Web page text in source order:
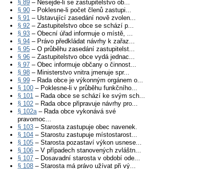
§ 89 – Nesejde-li se zastupitelstvo ob...
§ 90 – Poklesne-li počet členů zastupi...
§ 91 – Ustavující zasedání nově zvolen...
§ 92 – Zastupitelstvo obce se schází p...
§ 93 – Obecní úřad informuje o místě, ...
§ 94 – Právo předkládat návrhy k zařaz...
§ 95 – O průběhu zasedání zastupitelst...
§ 96 – Zastupitelstvo obce vydá jednac...
§ 97 – Obec informuje občany o činnost...
§ 98 – Ministerstvo vnitra jmenuje spr...
§ 99 – Rada obce je výkonným orgánem o...
§ 100 – Poklesne-li v průběhu funkčního...
§ 101 – Rada obce se schází ke svým sch...
§ 102 – Rada obce připravuje návrhy pro...
§ 102a– Rada obce vykonává své
pravomoc...
§ 103 – Starosta zastupuje obec navenek.
§ 104 – Starostu zastupuje místostarost...
§ 105 – Starosta pozastaví výkon usnese...
§ 106 – V případech stanovených zvláštn...
§ 107 – Dosavadní starosta v období ode...
§ 108 – Starosta má právo užívat při vý...